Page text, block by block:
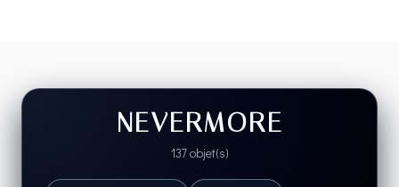
NEVERMORE
137 objet(s)